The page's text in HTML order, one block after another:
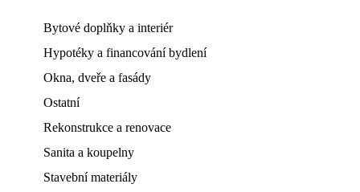
Bytové doplňky a interiér
Hypotéky a financování bydlení
Okna, dveře a fasády
Ostatní
Rekonstrukce a renovace
Sanita a koupelny
Stavební materiály